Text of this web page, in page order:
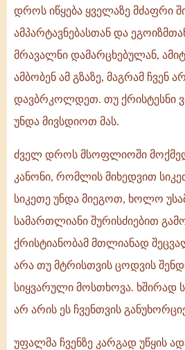
დროს იწყება ყველაზე მძაფრი
ამპარტავნებასთან და
მრავალნი დამარცხებულან,
ამბობენ ამ გზაზე, მაგრამ ჩვენ
დავბრკოლდეთ. თუ ქრისტესნი
უნდა მივსდიოთ მას.
ძველ დროს მსოფლიოში
კანონი, რომლის მიხედვით
სიკეთე უნდა მიეგოთ, ხოლო
სამართლიანი შურისძიებით
ქრისტიანობამ მთლიანად
არა თუ მტრისთვის ცოდვის
სიყვარული მოსთხოვა. ხშირად
არ არის ეს ჩვენთვის
უფალმა ჩვენზე კარგად უწყის